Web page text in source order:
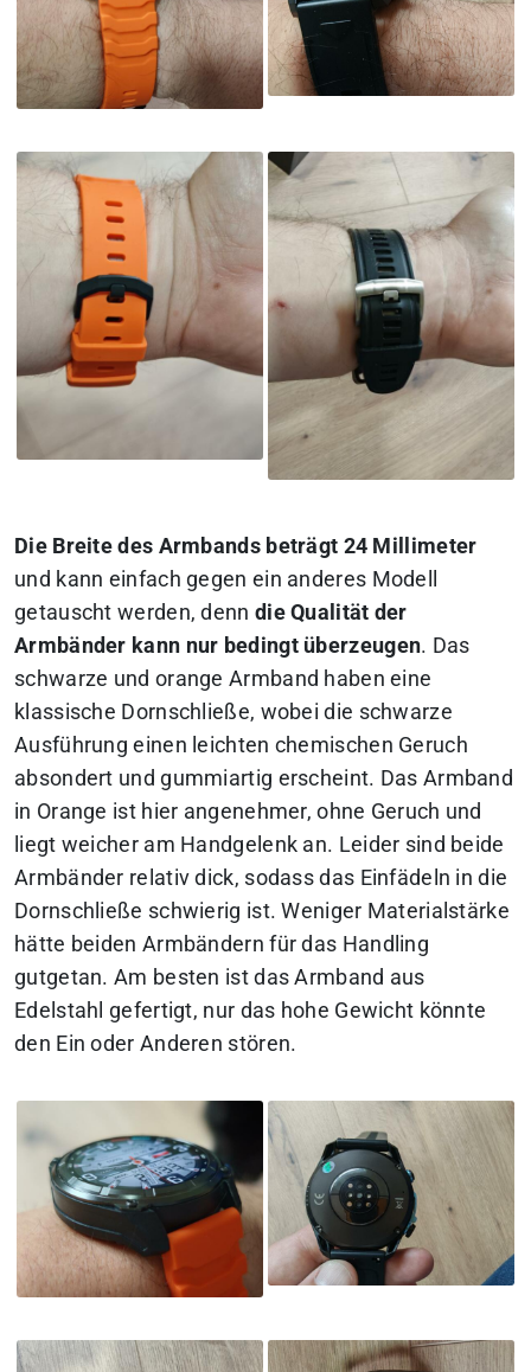
Die Breite des Armbands beträgt 24 Millimeter
und kann einfach gegen ein anderes Modell
getauscht werden, denn die Qualität der
Armbänder kann nur bedingt überzeugen. Das
schwarze und orange Armband haben eine
klassische Dornschließe, wobei die schwarze
Ausführung einen leichten chemischen Geruch
absondert und gummiartig erscheint. Das Armband
in Orange ist hier angenehmer, ohne Geruch und
liegt weicher am Handgelenk an. Leider sind beide
Armbänder relativ dick, sodass das Einfädeln in die
Dornschließe schwierig ist. Weniger Materialstärke
hätte beiden Armbändern für das Handling
gutgetan. Am besten ist das Armband aus
Edelstahl gefertigt, nur das hohe Gewicht könnte
den Ein oder Anderen stören.